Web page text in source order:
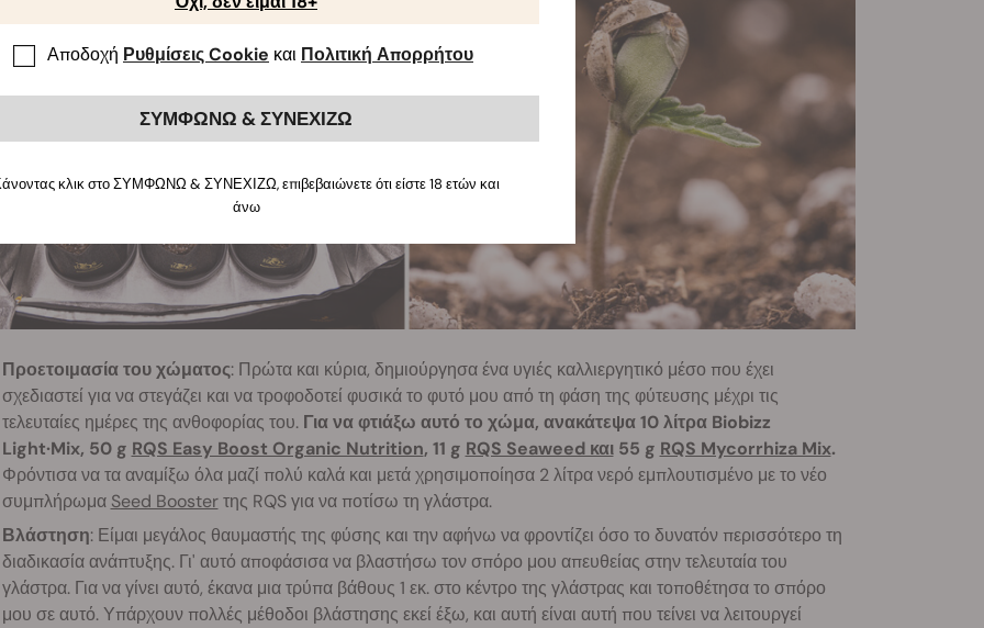
Προετοιμασία του χώματος: Πρώτα και κύρια, δημιούργησα ένα υγιές καλλιεργητικό μέσο που έχει
σχεδιαστεί για να στεγάζει και να τροφοδοτεί φυσικά το φυτό μου από τη φάση της φύτευσης μέχρι τις
τελευταίες ημέρες της ανθοφορίας του.Για να φτιάξω αυτό το χώμα, ανακάτεψα 10 λίτρα Biobizz
Light·Mix, 50 g RQS Easy Boost Organic Nutrition, 11 g RQS Seaweed και55 g RQS Mycorrhiza Mix.
Φρόντισα να τα αναμίξω όλα μαζί πολύ καλά και μετά χρησιμοποίησα 2 λίτρα νερό εμπλουτισμένο με το νέο
συμπλήρωμα Seed Boosterτης RQS για να ποτίσω τη γλάστρα.
Βλάστηση: Είμαι μεγάλος θαυμαστής της φύσης και την αφήνω να φροντίζει όσο το δυνατόν περισσότερο τη
διαδικασία ανάπτυξης. Γι' αυτό αποφάσισα να βλαστήσω τον σπόρο μου απευθείας στην τελευταία του
γλάστρα. Για να γίνει αυτό, έκανα μια τρύπα βάθους 1 εκ. στο κέντρο της γλάστρας και τοποθέτησα το σπόρο
μου σε αυτό. Υπάρχουν πολλές μέθοδοι βλάστησης εκεί έξω, και αυτή είναι αυτή που τείνει να λειτουργεί
Αποδοχή Ρυθμίσεις Cookie και Πολιτική Απορρήτου
ΣΥΜΦΩΝΩ & ΣΥΝΕΧΙΖΩ
κλικ στο ΣΥΜΦΩΝΩ & ΣΥΝΕΧΙΖΩ, επιβεβαιώνετε ότι είστε 18 ετών και
άνω